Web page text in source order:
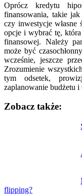
Oprócz kredytu
finansowania, takie
czy inwestycje własne
opcje i wybrać tę,
finansowej. Należy
może być
wcześnie, jeszcze
Zrozumienie
tym odsetek,
zaplanowanie budżetu
Zobacz także:
flipping?